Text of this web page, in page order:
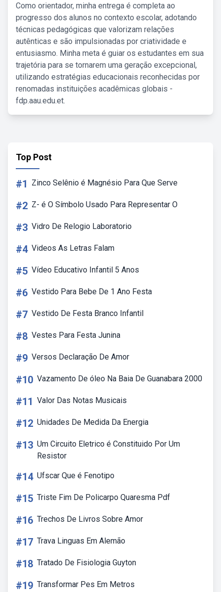
Como orientador, minha entrega é completa ao
progresso dos alunos no contexto escolar, adotando
técnicas pedagógicas que valorizam relações
autênticas e são impulsionadas por criatividade e
entusiasmo. Minha meta é guiar os estudantes em sua
trajetória para se tornarem uma geração excepcional,
utilizando estratégias educacionais reconhecidas por
renomadas instituições acadêmicas globais -
fdp.aau.edu.et.
Top Post
#1 Zinco Selênio é Magnésio Para Que Serve
#2 Z- é O Símbolo Usado Para Representar O
#3 Vidro De Relogio Laboratorio
#4 Videos As Letras Falam
#5 Vídeo Educativo Infantil 5 Anos
#6 Vestido Para Bebe De 1 Ano Festa
#7 Vestido De Festa Branco Infantil
#8 Vestes Para Festa Junina
#9 Versos Declaração De Amor
#10 Vazamento De óleo Na Baia De Guanabara 2000
#11 Valor Das Notas Musicais
#12 Unidades De Medida Da Energia
#13 Um Circuito Eletrico é Constituido Por Um
Resistor
#14 Ufscar Que é Fenotipo
#15 Triste Fim De Policarpo Quaresma Pdf
#16 Trechos De Livros Sobre Amor
#17 Trava Linguas Em Alemão
#18 Tratado De Fisiologia Guyton
#19 Transformar Pes Em Metros